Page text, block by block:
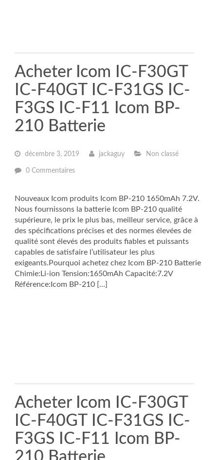
Acheter Icom IC-F30GT
IC-F40GT IC-F31GS IC-
F3GS IC-F11 Icom BP-
210 Batterie
décembre 3, 2019 jackaguy Non classé
0 Commentaires
Nouveaux Icom produits Icom BP-210 1650mAh 7.2V.
Nous fournissons la batterie Icom BP-210 qualité
supérieure, le prix le plus bas, meilleur service, grâce à
des spécifications précises et des normes élevées de
qualité sont élevés des produits fiables et puissants
capables de satisfaire l’utilisateur les plus
exigeants.Pourquoi achetez chez Icom BP-210 Batterie
Chimie:Li-ion Tension:1650mAh Capacité:7.2V
Référence:Icom BP-210 […]
Acheter Icom IC-F30GT
IC-F40GT IC-F31GS IC-
F3GS IC-F11 Icom BP-